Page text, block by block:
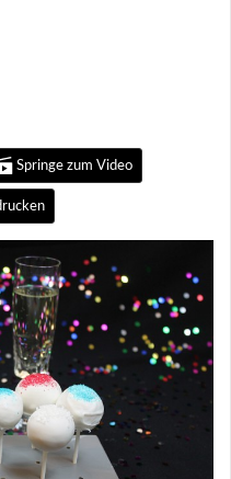
Springe zum Video